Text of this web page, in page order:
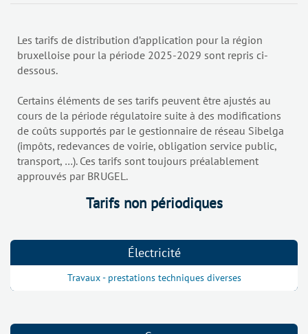
Les tarifs de distribution d’application pour la région
bruxelloise pour la période 2025-2029 sont repris ci-
dessous.
Certains éléments de ses tarifs peuvent être ajustés au
cours de la période régulatoire suite à des modifications
de coûts supportés par le gestionnaire de réseau Sibelga
(impôts, redevances de voirie, obligation service public,
transport, …). Ces tarifs sont toujours préalablement
approuvés par BRUGEL.
Tarifs non périodiques
Électricité
Travaux - prestations techniques diverses